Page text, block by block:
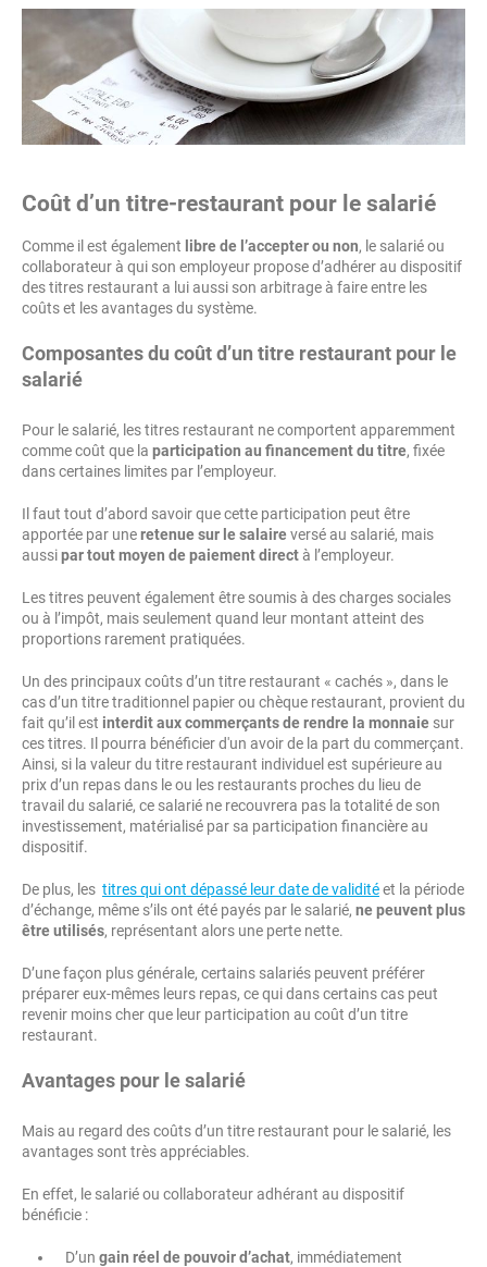
Coût d’un titre-restaurant pour le salarié
Comme il est également libre de l’accepter ou non, le salarié ou
collaborateur à qui son employeur propose d’adhérer au dispositif
des titres restaurant a lui aussi son arbitrage à faire entre les
coûts et les avantages du système.
Composantes du coût d’un titre restaurant pour le
salarié
Pour le salarié, les titres restaurant ne comportent apparemment
comme coût que la participation au financement du titre, fixée
dans certaines limites par l’employeur.
Il faut tout d’abord savoir que cette participation peut être
apportée par uneretenue sur le salaireversé au salarié, mais
aussipar tout moyen de paiement directà l’employeur.
Les titres peuvent également être soumis à des charges sociales
ou à l’impôt, mais seulement quand leur montant atteint des
proportions rarement pratiquées.
Un des principaux coûts d’un titre restaurant « cachés », dans le
cas d’un titre traditionnel papier ou chèque restaurant, provient du
fait qu’il est interdit aux commerçants de rendre la monnaie sur
ces titres. Il pourra bénéficier d'un avoir de la part du commerçant.
Ainsi, si la valeur du titre restaurant individuel est supérieure au
prix d’un repas dans le ou les restaurants proches du lieu de
travail du salarié, ce salarié ne recouvrera pas la totalité de son
investissement, matérialisé par sa participation financière au
dispositif.
De plus, les titres qui ont dépassé leur date de validitéet la période
d’échange, même s’ils ont été payés par le salarié, ne peuvent plus
être utilisés, représentant alors une perte nette.
D’une façon plus générale, certains salariés peuvent préférer
préparer eux-mêmes leurs repas, ce qui dans certains cas peut
revenir moins cher que leur participation au coût d’un titre
restaurant.
Avantages pour le salarié
Mais au regard des coûts d’un titre restaurant pour le salarié, les
avantages sont très appréciables.
En effet, le salarié ou collaborateur adhérant au dispositif
bénéficie :
D’un gain réel de pouvoir d’achat, immédiatement